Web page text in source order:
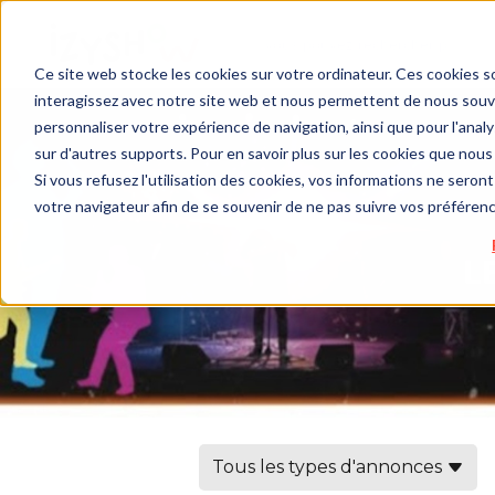
Ce site web stocke les cookies sur votre ordinateur. Ces cookies
interagissez avec notre site web et nous permettent de nous
personnaliser votre expérience de navigation, ainsi que pour
sur d'autres supports. Pour en savoir plus sur les cookies que
Si vous refusez l'utilisation des cookies, vos informations ne
votre navigateur afin de se souvenir de ne pas suivre vos
Tous les types d'annonces